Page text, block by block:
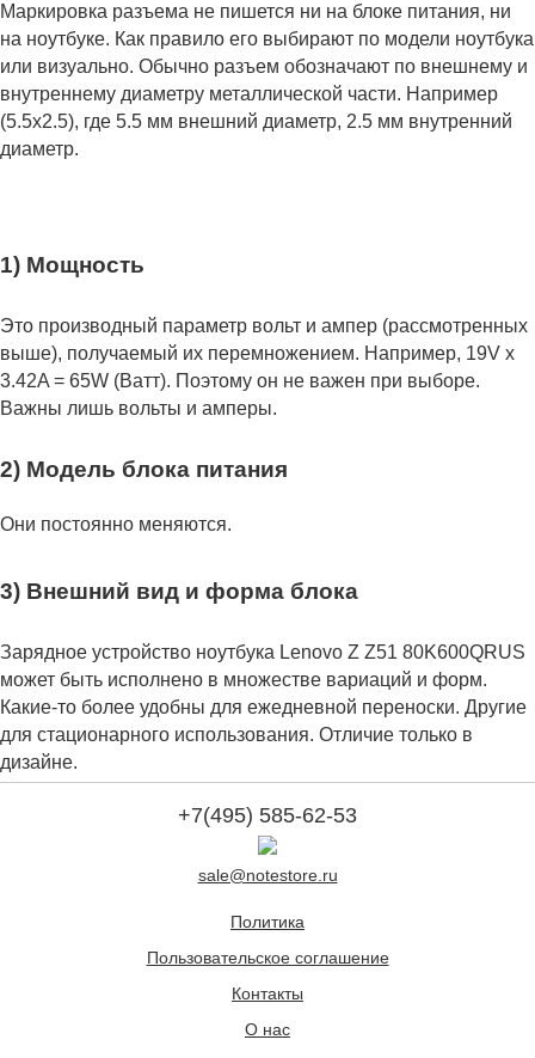
Маркировка разъема не пишется ни на блоке питания, ни
на ноутбуке. Как правило его выбирают по модели ноутбука
или визуально. Обычно разъем обозначают по внешнему и
внутреннему диаметру металлической части. Например
(5.5x2.5), где 5.5 мм внешний диаметр, 2.5 мм внутренний
диаметр.
1) Мощность
Это производный параметр вольт и ампер (рассмотренных
выше), получаемый их перемножением. Например, 19V x
3.42A = 65W (Ватт). Поэтому он не важен при выборе.
Важны лишь вольты и амперы.
2) Модель блока питания
Они постоянно меняются.
3) Внешний вид и форма блока
Зарядное устройство ноутбука Lenovo Z Z51 80K600QRUS
может быть исполнено в множестве вариаций и форм.
Какие-то более удобны для ежедневной переноски. Другие
для стационарного использования. Отличие только в
дизайне.
+7(495) 585-62-53
sale@notestore.ru
Политика
Пользовательское соглашение
Контакты
О нас